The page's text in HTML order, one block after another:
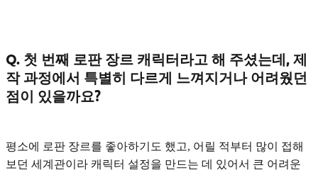
Q. 첫 번째 로판 장르 캐릭터라고 해 주셨는데, 제
작 과정에서 특별히 다르게 느껴지거나 어려웠던
점이 있을까요?
평소에 로판 장르를 좋아하기도 했고, 어릴 적부터 많이 접해
보던 세계관이라 캐릭터 설정을 만드는 데 있어서 큰 어려운